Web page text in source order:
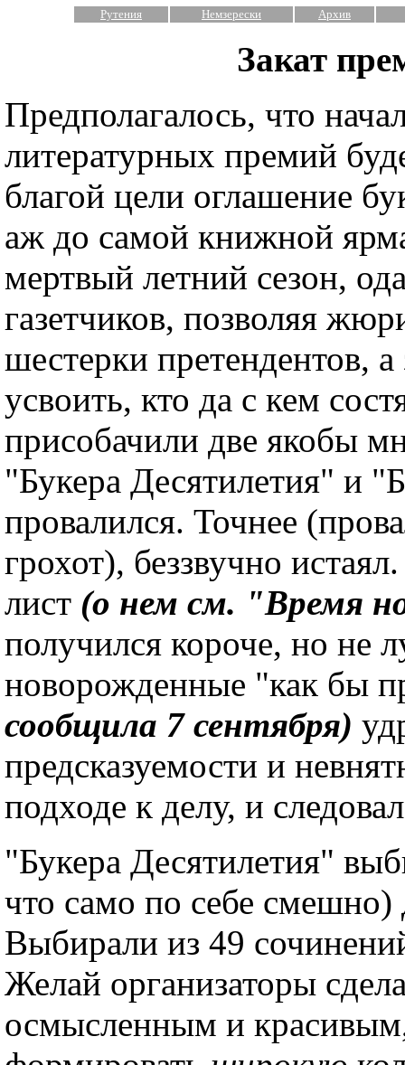
Рутения Немзерески Архив
Закат
Предполагалось, что
литературных премий
благой цели оглашение
аж до самой книжной
мертвый летний сезон,
газетчиков, позволяя
шестерки претендентов,
усвоить, кто да с кем
присобачили две якобы
"Букера Десятилетия" и
провалился. Точнее
грохот), беззвучно
лист (о нем см. "Время
получился короче, но не
новорожденные "как бы
сообщила 7 сентября)
предсказуемости и
подходе к делу, и
"Букера Десятилетия"
что само по себе смешно)
Выбирали из 49
Желай организаторы
осмысленным и